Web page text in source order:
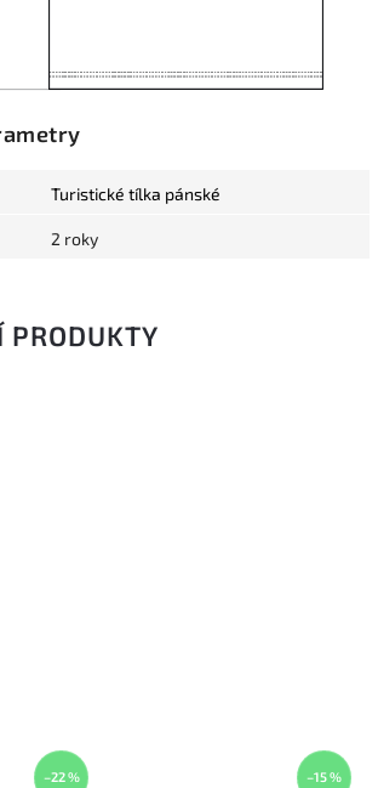
Turistické tílka pánské
2 roky
PRODUKTY
–22 % –15 %